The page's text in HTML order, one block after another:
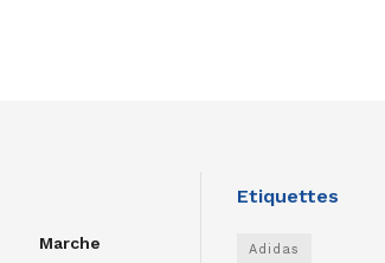
Marche
Etiquettes
Adidas